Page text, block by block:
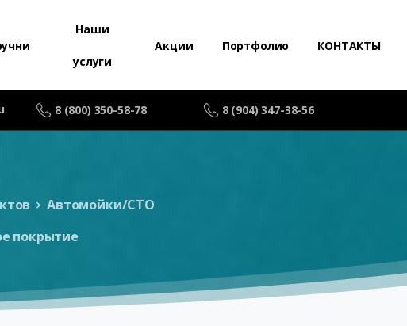
Наши
услуги
Акции Портфолио КОНТАКТЫ
8 (800) 350-58-78 8 (904) 347-38-56
Автомойки/СТО
покрытие